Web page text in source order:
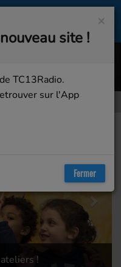
BLUE;RITA
!
×
site !
TC13Radio.
sur l'App
Fermer